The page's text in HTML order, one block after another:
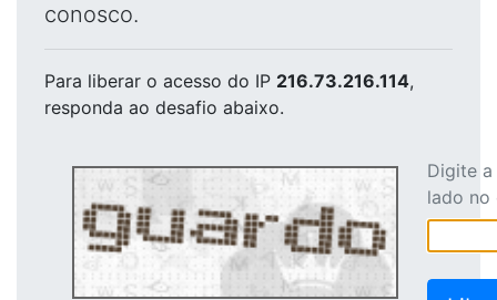
conosco.
Para liberar o acesso do IP 216.73.216.114,
responda ao desafio abaixo.
Digite
lado no